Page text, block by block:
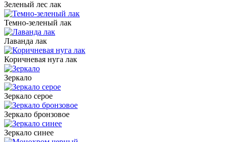
Зеленый лес лак
Темно-зеленый лак
Лаванда лак
Коричневая нуга лак
Зеркало
Зеркало серое
Зеркало бронзовое
Зеркало синее